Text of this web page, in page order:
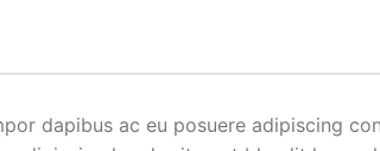
dapibus ac eu posuere adipiscing